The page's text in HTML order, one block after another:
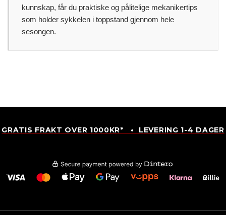
kunnskap, får du praktiske og pålitelige mekanikertips
som holder sykkelen i toppstand gjennom hele
sesongen.
GRATIS FRAKT OVER 1000KR* • LEVERING 1-4 DAGER